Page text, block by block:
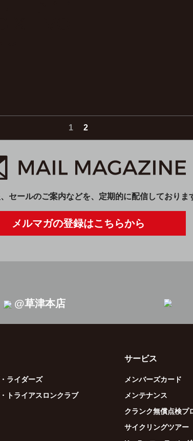
1 2
セールのご案内などを、定期的に配信しておりま
メルマガの登録はこちらから
@草津本店
ライダーズ
トライアスロンクラブ
サービス
メンバーズカード
メンテナンス
クランク無償点検プ
サイクリングツアー